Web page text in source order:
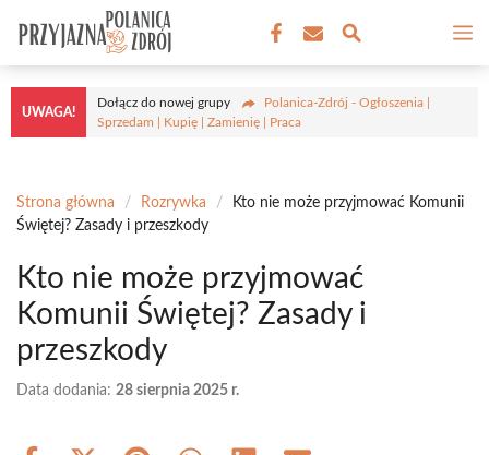
treści
UWAGA!
Dołącz do nowej grupy
Polanica-Zdrój - Ogłoszenia |
Sprzedam | Kupię | Zamienię | Praca
Strona główna / Rozrywka /
Kto nie może przyjmować Komunii
Świętej? Zasady i przeszkody
Kto nie może przyjmować
Komunii Świętej? Zasady i
przeszkody
Data dodania: 28 sierpnia 2025 r.